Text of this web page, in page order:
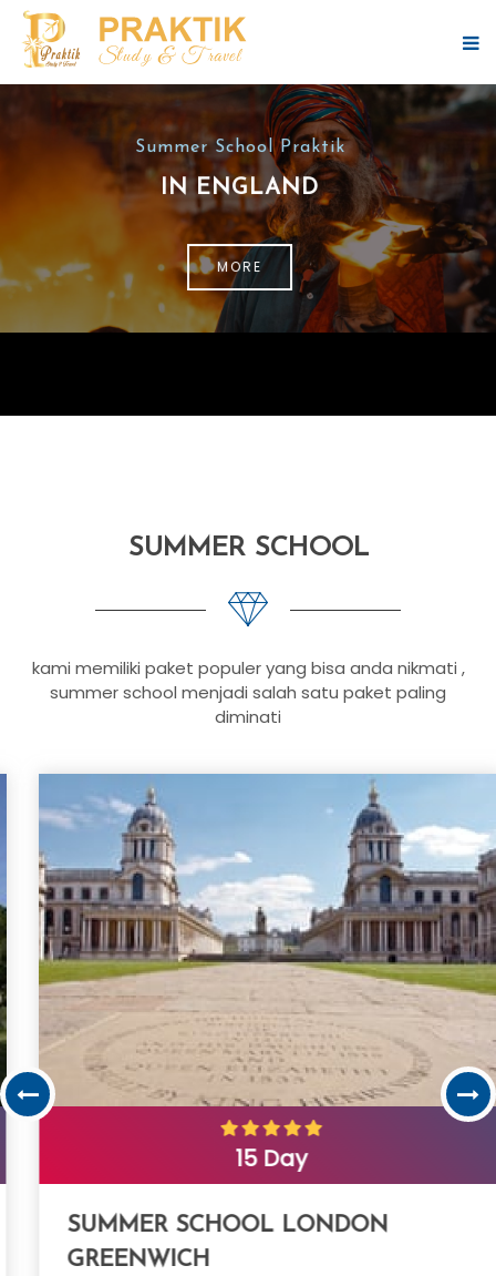
Summer School Praktik
IN ENGLAND
MORE
summer school menjadi salah satu paket paling
diminati
15 Day
SUMMER SCHOOL LONDON
The campus is situated in the royal borough of
greenwich in the southeast of london. it is 14 Kil...